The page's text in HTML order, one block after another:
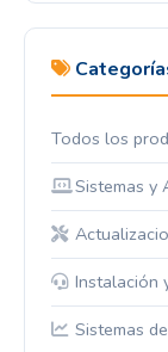
Todos los
Sistemas y
Instalación
Sistemas